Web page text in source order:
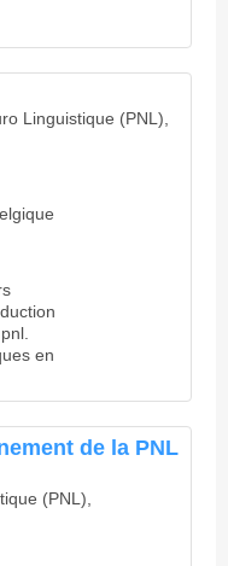
Linguistique (PNL),
en
de la PNL
(PNL),